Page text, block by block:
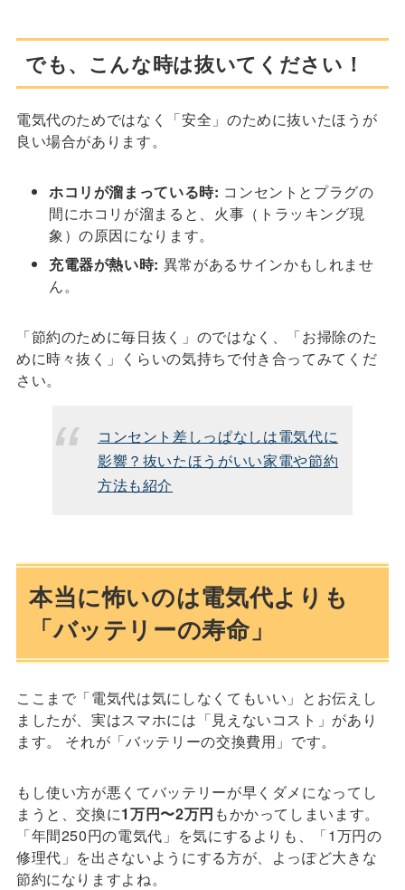
でも、こんな時は抜いてください！
電気代のためではなく「安全」のために抜いたほうが
良い場合があります。
ホコリが溜まっている時: コンセントとプラグの
間にホコリが溜まると、火事（トラッキング現
象）の原因になります。
充電器が熱い時: 異常があるサインかもしれませ
ん。
「節約のために毎日抜く」のではなく、「お掃除のた
めに時々抜く」くらいの気持ちで付き合ってみてくだ
さい。
コンセント差しっぱなしは電気代に
影響？抜いたほうがいい家電や節約
方法も紹介
本当に怖いのは電気代よりも
「バッテリーの寿命」
ここまで「電気代は気にしなくてもいい」とお伝えし
ましたが、実はスマホには「見えないコスト」があり
ます。 それが「バッテリーの交換費用」です。
もし使い方が悪くてバッテリーが早くダメになってし
まうと、交換に1万円〜2万円 もかかってしまいます。
「年間250円の電気代」を気にするよりも、「1万円の
修理代」を出さないようにする方が、よっぽど大きな
節約になりますよね。